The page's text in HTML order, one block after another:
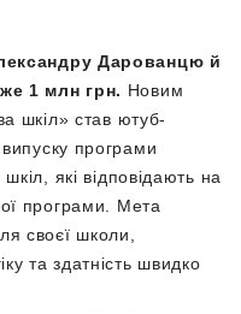
Дарованцю й
1 млн грн. Новим
шкіл» став ютуб-
програми
які відповідають на
програми. Мета
своєї школи,
та здатність швидко